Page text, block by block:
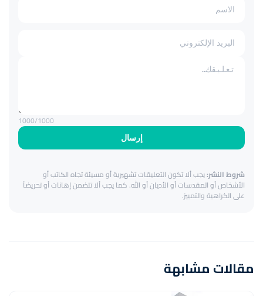
إرسال
1000/1000
شروط النشر:يجب ألا تكون التعليقات تشهيرية أو مسيئة تجاه الكاتب أو
الأشخاص أو المقدسات أو الأديان أو الله. كما يجب ألا تتضمن إهانات أو تحريضاً
على الكراهية والتمييز.
مقالات مشابهة